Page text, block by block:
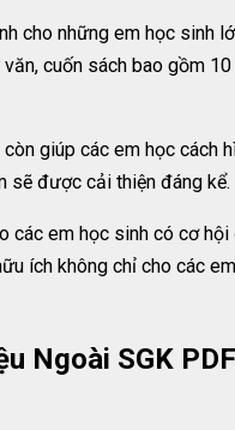
cho những em học sinh
cuốn sách bao gồm
giúp các em học cách
sẽ được cải thiện đáng kể.
các em học sinh có cơ
ích không chỉ cho các
Ngoài SGK